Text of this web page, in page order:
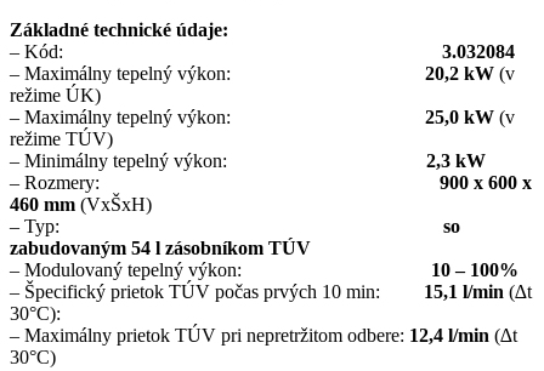
Základné technické údaje:
– Kód:
3.032084
– Maximálny tepelný výkon:
20,2 kW (v
režime ÚK)
– Maximálny tepelný výkon:
25,0 kW (v
režime TÚV)
– Minimálny tepelný výkon:
2,3 kW
– Rozmery:
900 x 600 x
460 mm (VxŠxH)
– Typ:
so
zabudovaným 54 l zásobníkom TÚV
– Modulovaný tepelný výkon:
10 – 100%
– Špecifický prietok TÚV počas prvých 10 min:
15,1 l/min (∆t
30°C):
– Maximálny prietok TÚV pri nepretržitom odbere: 12,4 l/min (∆t
30°C)